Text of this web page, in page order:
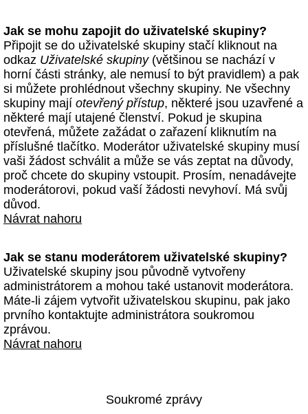
Jak se mohu zapojit do uživatelské skupiny?
Připojit se do uživatelské skupiny stačí kliknout na
odkaz Uživatelské skupiny(většinou se nachází v
horní části stránky, ale nemusí to být pravidlem) a pak
si můžete prohlédnout všechny skupiny. Ne všechny
skupiny mají otevřený přístup, některé jsou uzavřené a
některé mají utajené členství. Pokud je skupina
otevřená, můžete zažádat o zařazení kliknutím na
příslušné tlačítko. Moderátor uživatelské skupiny musí
vaši žádost schválit a může se vás zeptat na důvody,
proč chcete do skupiny vstoupit. Prosím, nenadávejte
moderátorovi, pokud vaší žádosti nevyhoví. Má svůj
důvod.
Návrat nahoru
Jak se stanu moderátorem uživatelské skupiny?
Uživatelské skupiny jsou původně vytvořeny
administrátorem a mohou také ustanovit moderátora.
Máte-li zájem vytvořit uživatelskou skupinu, pak jako
prvního kontaktujte administrátora soukromou
zprávou.
Návrat nahoru
Soukromé zprávy